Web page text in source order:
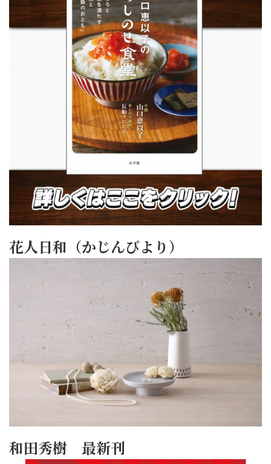
花人日和（かじんびより）
和田秀樹 最新刊